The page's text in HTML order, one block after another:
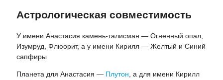
Астрологическая совместимость
У имени Анастасия камень-талисман — Огненный опал,
Изумруд, Флюорит, а у имени Кирилл — Желтый и Синий
сапфиры
Планета для Анастасия — Плутон, а для имени Кирилл